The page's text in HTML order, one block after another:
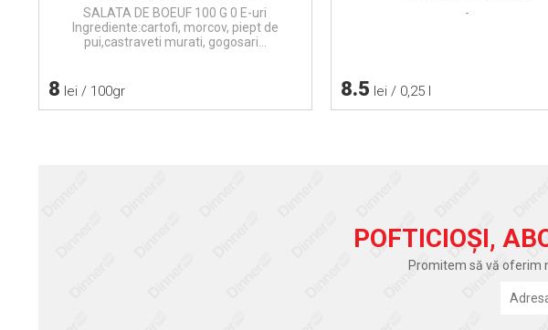
SALATA DE BOEUF 100 G 0 E-uri
Ingrediente:cartofi, morcov, piept de
pui,castraveti murati, gogosari...
8 lei / 100gr
-
8.5 lei / 0,25 l
POFTICIOȘI,
Promitem să vă oferim